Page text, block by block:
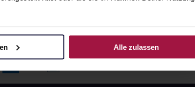
Alle zulassen